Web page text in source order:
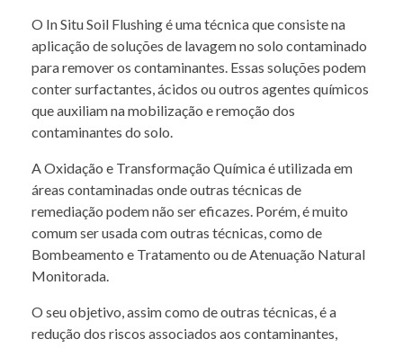
O In Situ Soil Flushing é uma técnica que consiste na
aplicação de soluções de lavagem no solo contaminado
para remover os contaminantes. Essas soluções podem
conter surfactantes, ácidos ou outros agentes químicos
que auxiliam na mobilização e remoção dos
contaminantes do solo.
A Oxidação e Transformação Química é utilizada em
áreas contaminadas onde outras técnicas de
remediação podem não ser eficazes. Porém, é muito
comum ser usada com outras técnicas, como de
Bombeamento e Tratamento ou de Atenuação Natural
Monitorada.
O seu objetivo, assim como de outras técnicas, é a
redução dos riscos associados aos contaminantes,